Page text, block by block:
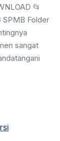
📂
SPMB Folder
sangat